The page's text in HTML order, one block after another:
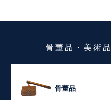
骨董品・美術品
骨董品